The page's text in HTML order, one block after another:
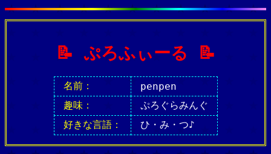
📝 ぷろふぃーる 📝
名前：
penpen
趣味：
ぷろぐらみんぐ
好きな言語：
ひ・み・つ♪